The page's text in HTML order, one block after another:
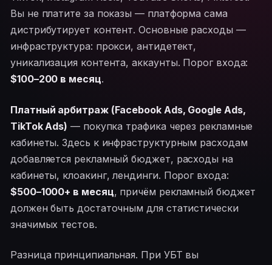
Вы не платите за показы — платформа сама
дистрибутирует контент. Основные расходы —
инфраструктура: прокси, антидетект,
уникализация контента, аккаунты. Порог входа:
$100–200 в месяц.
Платный арбитраж (Facebook Ads, Google Ads,
TikTok Ads) — покупка трафика через рекламные
кабинеты. Здесь к инфраструктурным расходам
добавляется рекламный бюджет, расходы на
кабинеты, клоакинг, лендинги. Порог входа:
$500–1000+ в месяц, причём рекламный бюджет
должен быть достаточным для статистически
значимых тестов.
Разница принципиальная. При УБТ вы